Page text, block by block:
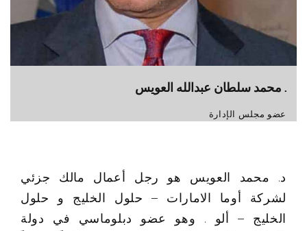
. محمد سلطان عبدالله العويس
عضو مجلس الإدارة
د. محمد العويس هو رجل أعمال مالك جزئي
لشركة أوما الامارات – حلول الخليج و حلول
الخليج – ألو . وهو عضو دبلوماسي في دولة